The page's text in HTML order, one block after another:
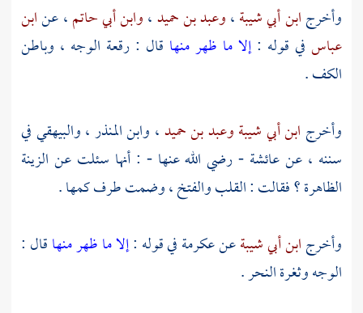
وأخرجابن أبي شيبة،وعبد بن حميد،وابن أبي حاتم، عنابن
عباس في قوله :إلا ما ظهر منها قال : رقعة الوجه ، وباطن
الكف .
وأخرج ابن أبي شيبةوعبد بن حميد، وابن المنذر،والبيهقيفي
سننه ، عنعائشة - رضي الله عنها - : أنها سئلت عن الزينة
الظاهرة ؟ فقالت : القلب والفتخ ، وضمت طرف كمها .
وأخرجابن أبي شيبةعنعكرمةفي قوله :إلا ما ظهر منهاقال :
الوجه وثغرة النحر .